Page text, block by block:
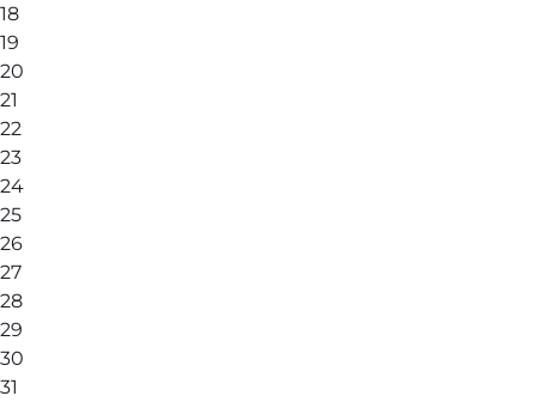
18
19
20
21
22
23
24
25
26
27
28
29
30
31